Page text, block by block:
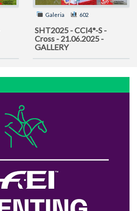
Galeria 602
SHT2025 - CCI4*-S -
Cross - 21.06.2025 -
GALLERY